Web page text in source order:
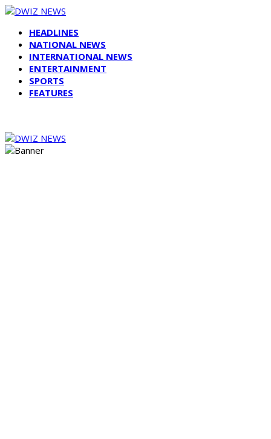
HEADLINES
NATIONAL NEWS
INTERNATIONAL NEWS
ENTERTAINMENT
SPORTS
FEATURES